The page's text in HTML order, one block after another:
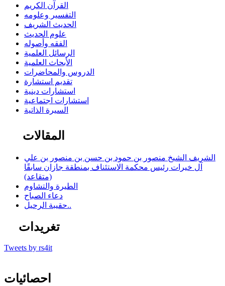
القرآن الكريم
التفسير وعلومه
الحديث الشريف
علوم الحديث
الفقه وأصوله
الرسائل العلمية
الأبحاث العلمية
الدروس والمحاضرات
تقديم استشارة
استشارات دينية
استشارات اجتماعية
السيرة الذاتية
المقالات
الشريف الشيخ منصور بن حمود بن حسن بن منصور بن علي
آل خيرات رئيس محكمة الاستئناف بمنطقة جازان سابقًا
(متقاعد)
الطيرة والتشاوم
دعاء الصباح
حقيبة الرحيل..
تغريدات
Tweets by rs4it
احصائيات